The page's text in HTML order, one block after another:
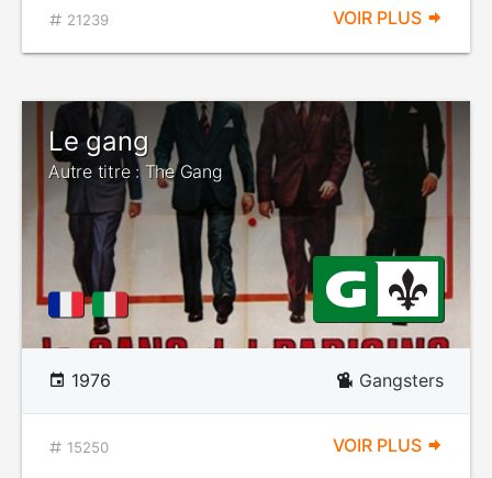
21239 VOIR PLUS
Le gang
Autre titre : The Gang
1976 Gangsters
15250 VOIR PLUS